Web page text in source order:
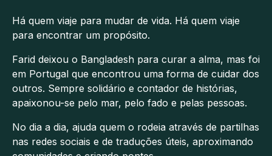
Há quem viaje para mudar de vida. Há quem viaje
para encontrar um propósito.
Farid deixou o Bangladesh para curar a alma, mas foi
em Portugal que encontrou uma forma de cuidar dos
outros. Sempre solidário e contador de histórias,
apaixonou-se pelo mar, pelo fado e pelas pessoas.
No dia a dia, ajuda quem o rodeia através de partilhas
nas redes sociais e de traduções úteis, aproximando